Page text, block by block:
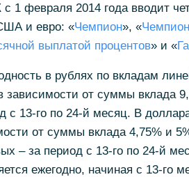
февраля 2014 года вводит
и евро: «Чемпион», «
выплатой процентов» и «
в рублях по вкладам
зависимости от суммы вклада
с 13-го по 24-й месяц. В
от суммы вклада 4,75% и
– за период с 13-го по 24-й
ежегодно, начиная с 13-го